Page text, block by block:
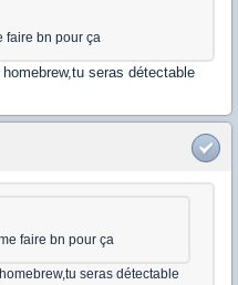
faire bn pour ça
seras détectable
faire bn pour ça
seras détectable